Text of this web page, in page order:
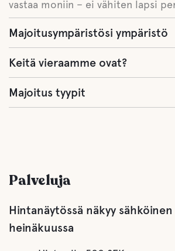
vastaa moniin – ei vähiten lapsi
Majoitusympäristösi ympäristö
Keitä vieraamme ovat?
Majoitus tyypit
Palveluja
Hintanäytössä näkyy
heinäkuussa